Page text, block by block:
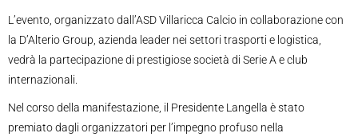
L’evento, organizzato dall’ASD Villaricca Calcio in collaborazione con
la D’Alterio Group, azienda leader nei settori trasporti e logistica,
vedrà la partecipazione di prestigiose società di Serie A e club
internazionali.
Nel corso della manifestazione, il Presidente Langella è stato
premiato dagli organizzatori per l’impegno profuso nella